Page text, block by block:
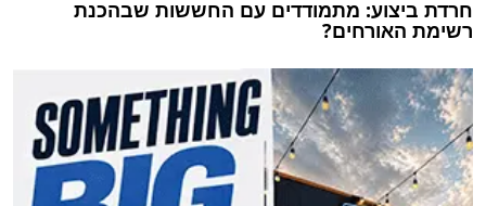
חרדת ביצוע: מתמודדים עם החששות שבהכנת
רשימת האורחים?